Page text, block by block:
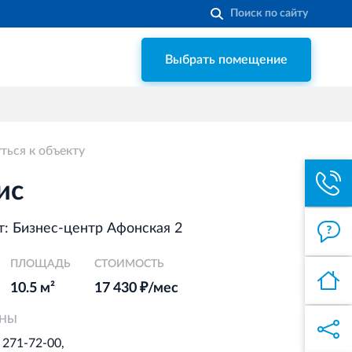
Строительная система ROSSTRO‐
Торгово-развлекательный центр
Вернисаж в Кингисеппе
Выбрать помещение
к объекту
Бизнес-центр Афонская 2
ПЛОЩАДЬ
10.5 м²
СТОИМОСТЬ
17 430 ₽/мес
271-72-00